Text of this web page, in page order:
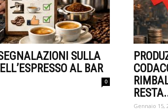
SULLA
AL BAR
0
Gennaio 15,